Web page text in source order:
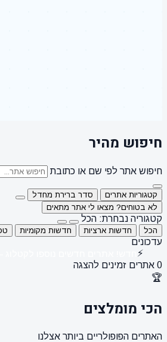
חיפוש מהיר
חיפוש אתר לפי שם או כתובת
קטגוריות אתרים
סדר ברירת מחדל
לא בטוחים? מצאו לי אתר מתאים
קטגוריה נבחרת: הכל
הכל חדשות ארציות חדשות מקומיות
עדכונים
⚡
0 אתרים זמינים להצגה
🏆
הכי מומלצים
האתרים הפופולריים ביותר אצלנו